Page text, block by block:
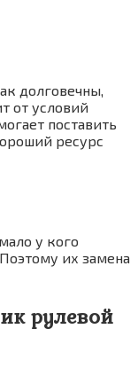
долговечны,
от условий
поставить
ресурс
у кого
их замена
рулевой